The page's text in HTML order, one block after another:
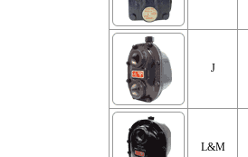
J
L&M